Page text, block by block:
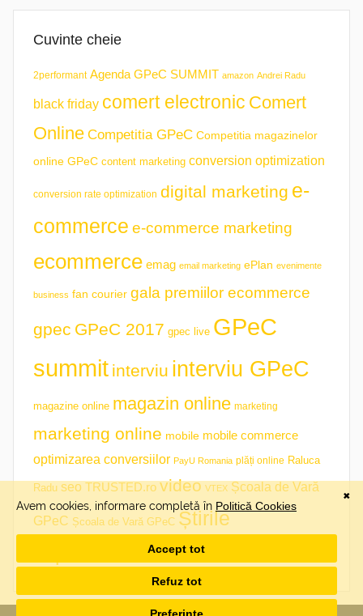
Cuvinte cheie
2performant Agenda GPeC SUMMIT amazon Andrei Radu
black friday comert electronic Comert
Online Competitia GPeC Competitia magazinelor
online GPeC content marketing conversion optimization
conversion rate optimization digital marketing e-
commerce e-commerce marketing
ecommerce emag email marketing ePlan evenimente
business fan courier gala premiilor ecommerce
gpec GPeC 2017 gpec live GPeC
summit interviu interviu GPeC
magazine online magazin online marketing
marketing online mobile mobile commerce
optimizarea conversiilor PayU Romania plăți online Raluca
Radu seo TRUSTED.ro video VTEX Școala de Vară
GPeC Școala de Vară GPeC Știrile